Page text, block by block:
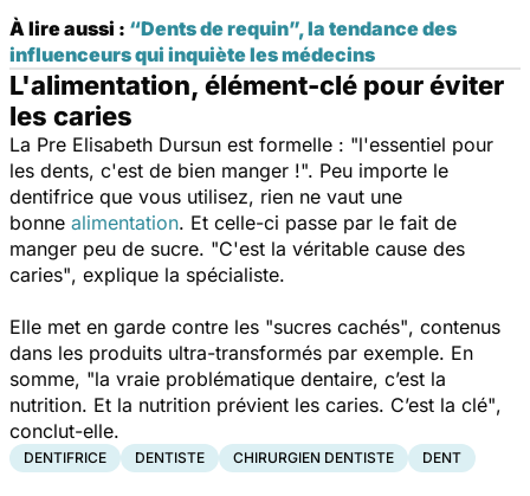
À lire aussi : “Dents de requin”, la tendance des
influenceurs qui inquiète les médecins
L'alimentation, élément-clé pour éviter
les caries
La Pre Elisabeth Dursun est formelle : "l'essentiel pour
les dents, c'est de bien manger !". Peu importe le
dentifrice que vous utilisez, rien ne vaut une
bonne alimentation. Et celle-ci passe par le fait de
manger peu de sucre. "C'est la véritable cause des
caries", explique la spécialiste.
Elle met en garde contre les "sucres cachés", contenus
dans les produits ultra-transformés par exemple. En
somme, "la vraie problématique dentaire, c’est la
nutrition. Et la nutrition prévient les caries. C’est la clé",
conclut-elle.
DENTIFRICE DENTISTE CHIRURGIEN DENTISTE DENT